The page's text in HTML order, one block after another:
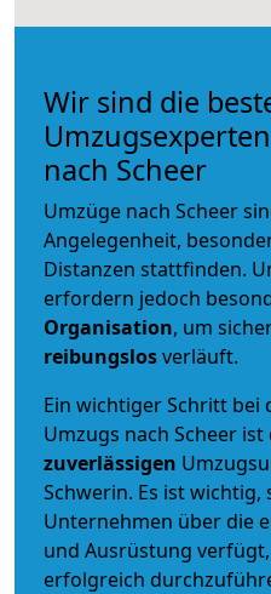
Wir sind die
nach Scheer
Umzüge nach Scheer
Angelegenheit,
Distanzen stattfinden.
erfordern jedoch
Organisation, um
reibungslosverläuft.
Ein wichtiger Schritt bei
Umzugs nach Scheer
zuverlässigen
Schwerin. Es ist wichtig,
Unternehmen über die
und Ausrüstung
erfolgreich